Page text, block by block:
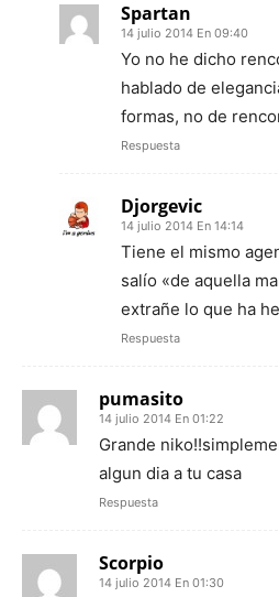
Spartan
14 julio 2014 En 09:40
Yo no he dicho
hablado de
formas, no de
Respuesta
Djorgevic
14 julio 2014 En 14:14
Tiene el mismo
salío «de aquella
extrañe lo que ha
Respuesta
pumasito
14 julio 2014 En 01:22
Grande
algun dia a tu casa
Respuesta
Scorpio
14 julio 2014 En 01:30